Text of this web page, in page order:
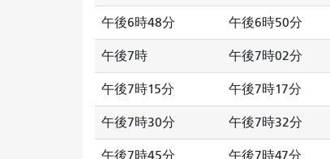
午後6時48分 午後6時50分
午後7時 午後7時02分
午後7時15分 午後7時17分
午後7時30分 午後7時32分
午後7時45分 午後7時47分